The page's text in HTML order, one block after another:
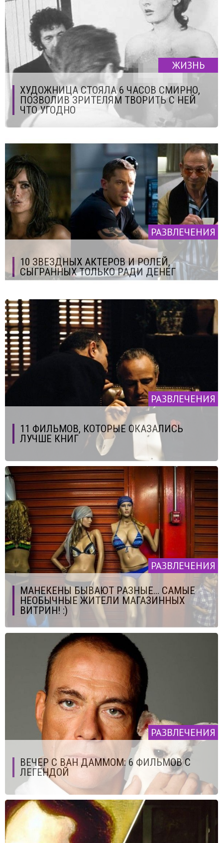
ЖИЗНЬ
ХУДОЖНИЦА СТОЯЛА 6 ЧАСОВ СМИРНО,
ПОЗВОЛИВ ЗРИТЕЛЯМ ТВОРИТЬ С НЕЙ
ЧТО УГОДНО
РАЗВЛЕЧЕНИЯ
10 ЗВЕЗДНЫХ АКТЕРОВ И РОЛЕЙ,
СЫГРАННЫХ ТОЛЬКО РАДИ ДЕНЕГ
РАЗВЛЕЧЕНИЯ
11 ФИЛЬМОВ, КОТОРЫЕ ОКАЗАЛИСЬ
ЛУЧШЕ КНИГ
РАЗВЛЕЧЕНИЯ
МАНЕКЕНЫ БЫВАЮТ РАЗНЫЕ… САМЫЕ
НЕОБЫЧНЫЕ ЖИТЕЛИ МАГАЗИННЫХ
ВИТРИН! :)
РАЗВЛЕЧЕНИЯ
ВЕЧЕР С ВАН ДАММОМ: 6 ФИЛЬМОВ С
ЛЕГЕНДОЙ